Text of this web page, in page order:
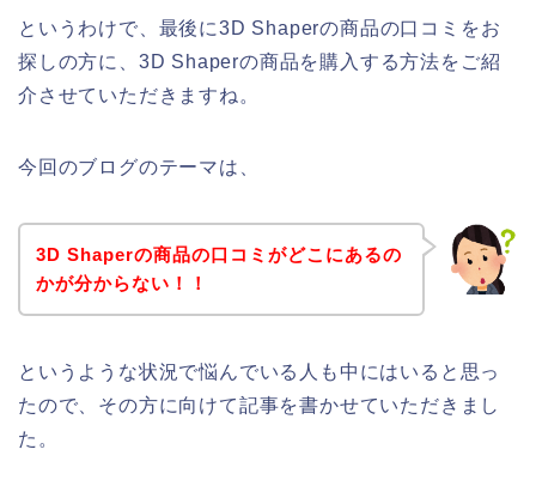
というわけで、最後に3D Shaperの商品の口コミをお
探しの方に、3D Shaperの商品を購入する方法をご紹
介させていただきますね。
今回のブログのテーマは、
3D Shaperの商品の口コミがどこにあるの
かが分からない！！
というような状況で悩んでいる人も中にはいると思っ
たので、その方に向けて記事を書かせていただきまし
た。